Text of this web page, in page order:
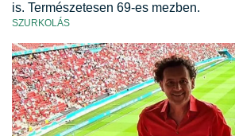
is. Természetesen 69-es mezben.
SZURKOLÁS